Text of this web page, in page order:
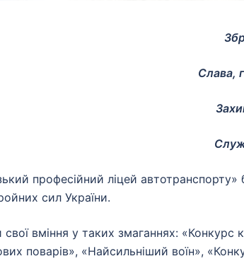
Слава,
професійний ліцей автотранспорту»
сил України.
вміння у таких змаганнях: «Конкурс
поварів», «Найсильніший воїн»,